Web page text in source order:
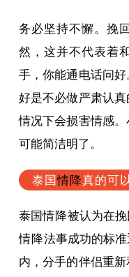
务必坚持不懈。挽
然，这并不代表着
手，你能通电话问
好是不必做严肃认
情况下会损害情感
可能简洁明了。
泰国情降真的可
泰国情降被认为在挽
情降法事成功的标
内，分手的伴侣重